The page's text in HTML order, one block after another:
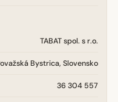
TABAT spol. s r.o.
Bystrica, Slovensko
36 304 557